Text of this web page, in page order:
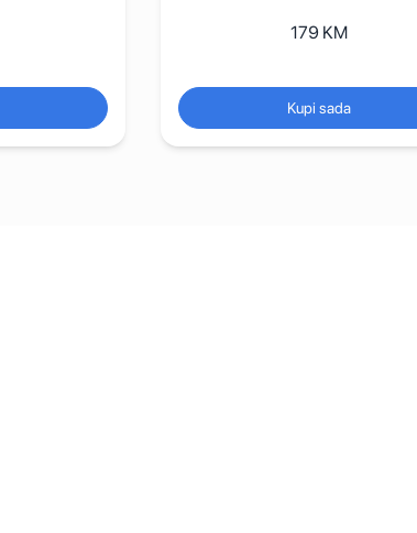
179 KM
Kupi sada